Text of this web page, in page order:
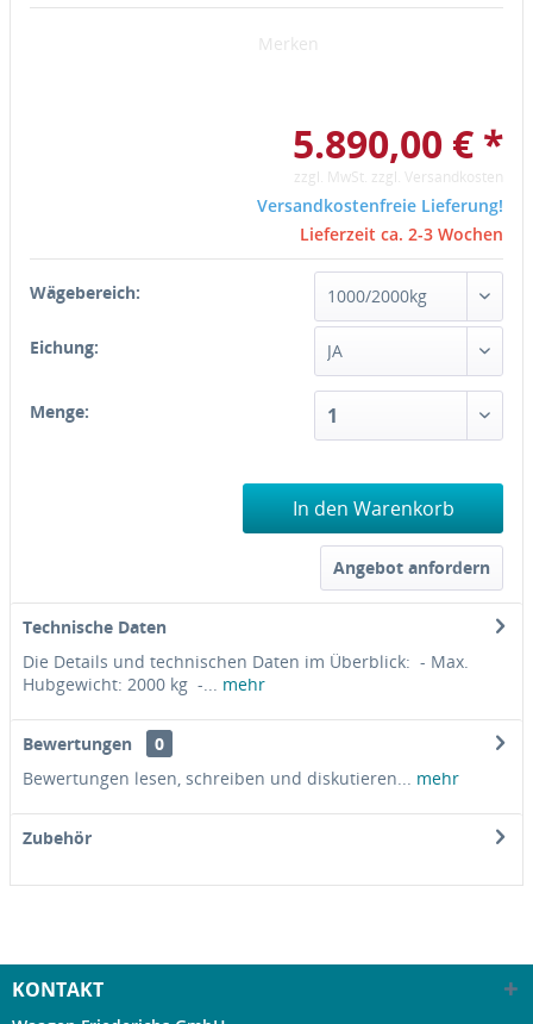
Merken
5.890,00 € *
zzgl. MwSt. zzgl. Versandkosten
Versandkostenfreie Lieferung!
Lieferzeit ca. 2-3 Wochen
Wägebereich:
Eichung:
Menge:
In den Warenkorb
Angebot anfordern
Technische Daten
Die Details und technischen Daten im Überblick: - Max.
Hubgewicht: 2000 kg -...
mehr
Bewertungen
0
Bewertungen lesen, schreiben und diskutieren...
mehr
Zubehör
KONTAKT